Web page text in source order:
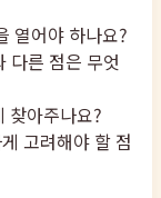
열어야 하나요?
다른 점은 무엇
찾아주나요?
고려해야 할 점